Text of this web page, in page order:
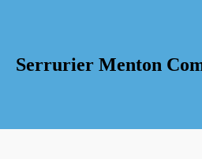
Serrurier Menton